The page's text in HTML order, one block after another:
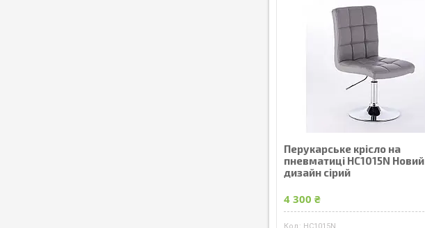
Перукарське крісло на
пневматиці HC1015N Новий
дизайн сірий
4 300 ₴